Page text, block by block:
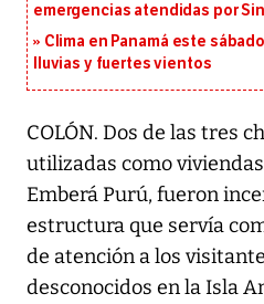
emergencias atendidas por
Clima en Panamá este
lluvias y fuertes vientos
COLÓN. Dos de las tres
utilizadas como
Emberá Purú, fueron
estructura que servía
de atención a los
desconocidos en la Isla